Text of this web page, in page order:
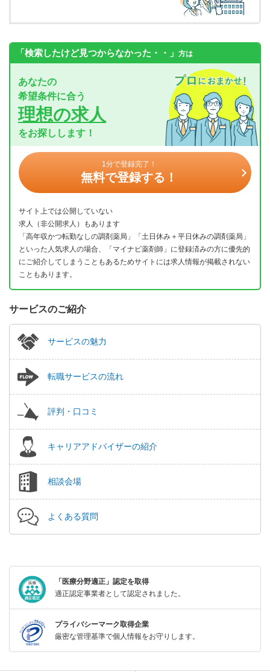
「検索したけど見つからなかった・・」 方は
あなたの
希望条件に合う
理想の求人
をお探しします！
1分で登録完了！
無料で登録する！
サイト上では公開していない
求人（非公開求人）もあります
「高年収かつ転勤なしの調剤薬局」「土日休み＋平日休みの調剤薬局」
といった人気求人の場合、「マイナビ薬剤師」に登録済みの方に優先的
にご紹介してしまうこともあるためサイトには求人情報が掲載されない
こともあります。
サービスのご紹介
サービスの魅力
転職サービスの流れ
評判・口コミ
キャリアアドバイザーの紹介
相談会場
よくある質問
「医療分野適正」認定を取得
適正認定事業者として認定されました。
プライバシーマーク取得企業
厳密な管理基準で個人情報をお守りします。